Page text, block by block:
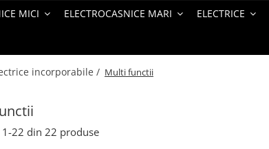
MICI ELECTROCASNICE MARI ELECTRICE
incorporabile / Multi functii
1-22 din 22 produse